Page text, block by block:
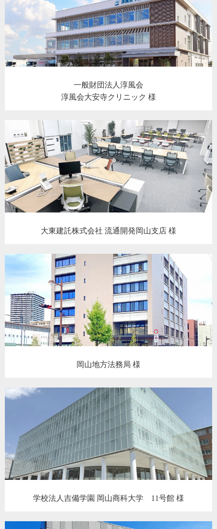
一般財団法人淳風会
淳風会大安寺クリニック 様
大東建託株式会社 流通開発岡山支店 様
岡山地方法務局 様
学校法人吉備学園 岡山商科大学 11号館 様